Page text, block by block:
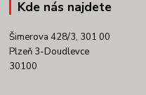
Kde nás najdete
Šimerova 428/3, 301 00
Plzeň 3-Doudlevce
30100